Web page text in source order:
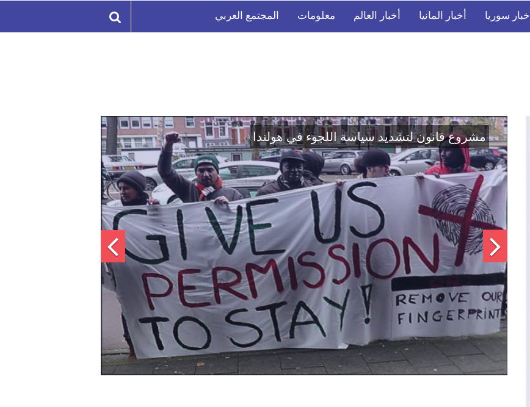
أخبار سوريا أخبار المانيا أخبار العالم معلومات المجتمع العربي
اتفاق تاريخي: دمج "قسد" في مؤسسات الدولة السورية لتعزيز الوحدة
الوطنية